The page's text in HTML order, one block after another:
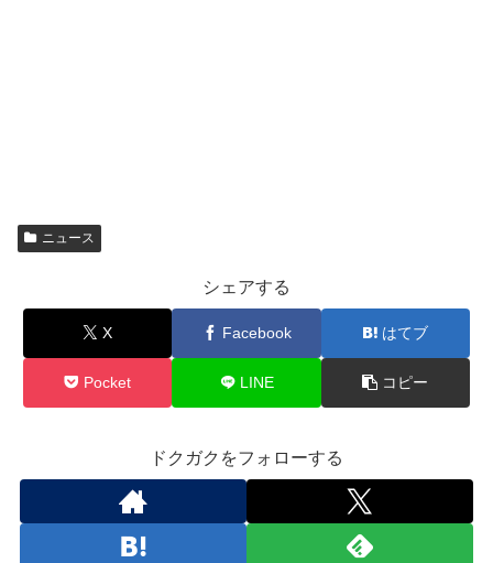
ニュース
シェアする
X Facebook はてブ
Pocket LINE コピー
ドクガクをフォローする